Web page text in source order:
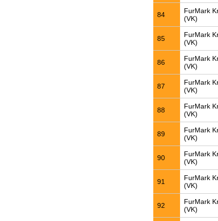
84
FurMark
(VK)
85
FurMark
(VK)
86
FurMark
(VK)
87
FurMark
(VK)
88
FurMark
(VK)
89
FurMark
(VK)
90
FurMark
(VK)
91
FurMark
(VK)
92
FurMark
(VK)